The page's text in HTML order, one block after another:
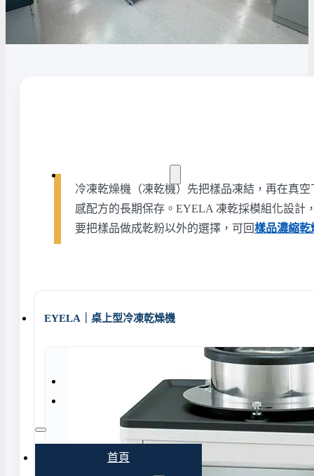
微量分注吸管pipette
實驗室攪拌器 | 振盪機
培養箱
高溫爐
高壓滅菌鍋
實驗室紫外
環境汙染防治工程
首頁
冷凍乾燥機（凍乾機）先把樣品凍結，再在真
感配方的長期保存。EYELA 凍乾採模組化設計
要把樣品做成乾粉以外的選擇，可回樣品濃縮乾
EYELA｜桌上型冷凍乾燥機